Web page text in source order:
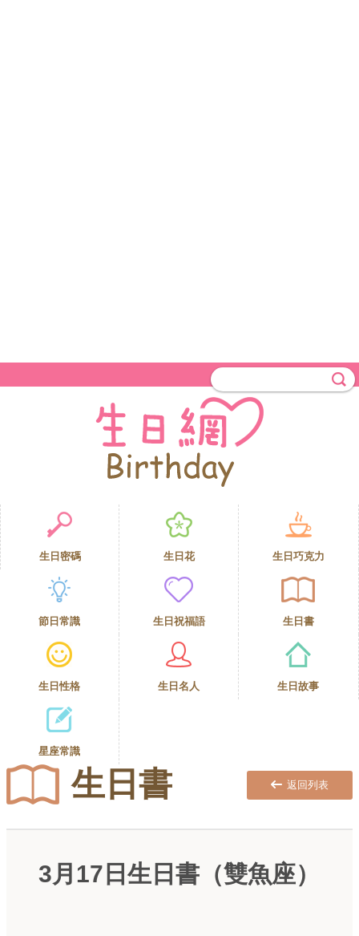
生日密碼 生日花 生日巧克力
節日常識 生日祝福語 生日書
生日性格 生日名人 生日故事
星座常識
生日書 返回列表
3月17日生日書（雙魚座）